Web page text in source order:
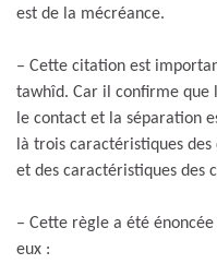
est de la mécréance.
– Cette citation est
tawhîd. Car il confirme que
le contact et la séparation
là trois caractéristiques
et des caractéristiques des
– Cette règle a été
eux :